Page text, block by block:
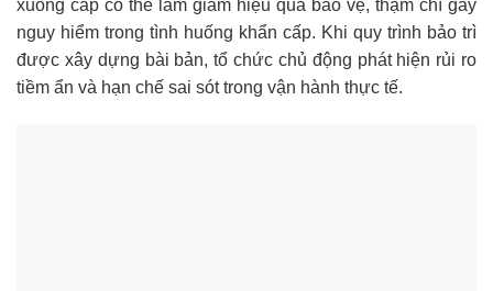
xuống cấp có thể làm giảm hiệu quả bảo vệ, thậm chí gây
nguy hiểm trong tình huống khẩn cấp. Khi quy trình bảo trì
được xây dựng bài bản, tổ chức chủ động phát hiện rủi ro
tiềm ẩn và hạn chế sai sót trong vận hành thực tế.